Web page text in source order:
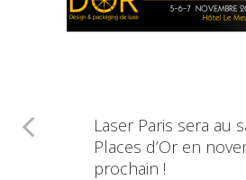
Laser Paris sera au
Places d’Or en
prochain !